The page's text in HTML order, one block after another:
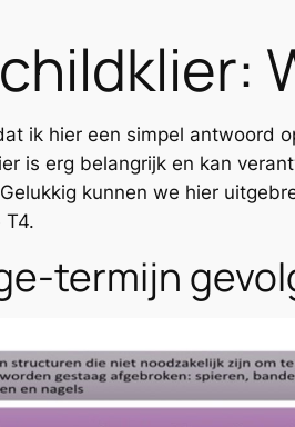
ik hier een simpel antwoord
is erg belangrijk en kan
kunnen we hier
T4.
termijn